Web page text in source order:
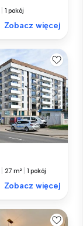
1 pokój
Zobacz więcej
27 m² 1 pokój
Zobacz więcej